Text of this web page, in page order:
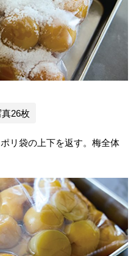
26枚
リ袋の上下を返す。梅全体